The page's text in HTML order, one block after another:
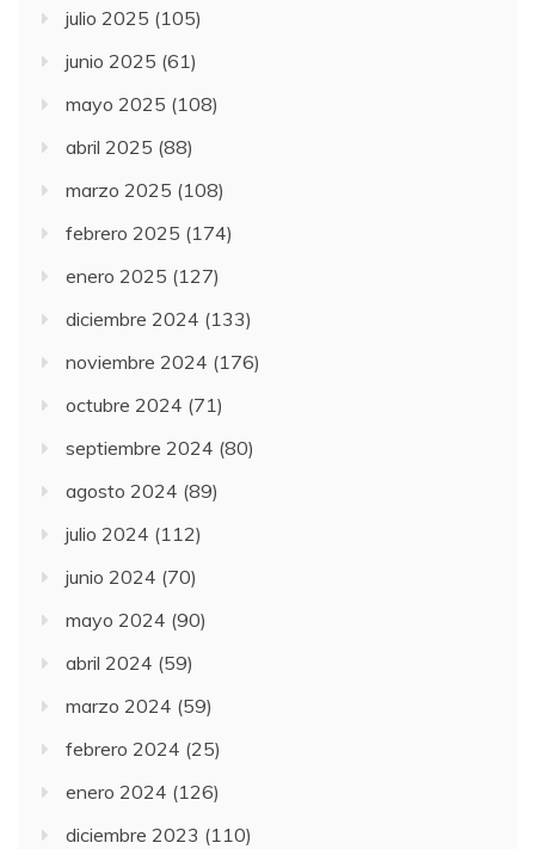
julio 2025 (105)
junio 2025 (61)
mayo 2025 (108)
abril 2025 (88)
marzo 2025 (108)
febrero 2025 (174)
enero 2025 (127)
diciembre 2024 (133)
noviembre 2024 (176)
octubre 2024 (71)
septiembre 2024 (80)
agosto 2024 (89)
julio 2024 (112)
junio 2024 (70)
mayo 2024 (90)
abril 2024 (59)
marzo 2024 (59)
febrero 2024 (25)
enero 2024 (126)
diciembre 2023 (110)